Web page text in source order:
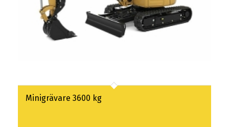
Minigrävare 3600 kg